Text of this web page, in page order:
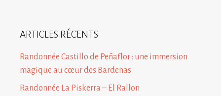
ARTICLES RÉCENTS
Randonnée Castillo de Peñaflor : une immersion
magique au cœur des Bardenas
Randonnée La Piskerra – El Rallon